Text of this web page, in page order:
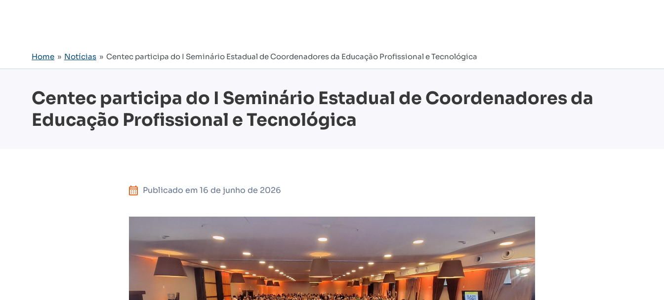
Home » Notícias » Centec participa do I Seminário Estadual de Coordenadores da Educação Profissional e Tecnológica
Centec participa do I Seminário Estadual de Coordenadores da
Educação Profissional e Tecnológica
Publicado em 16 de junho de 2026